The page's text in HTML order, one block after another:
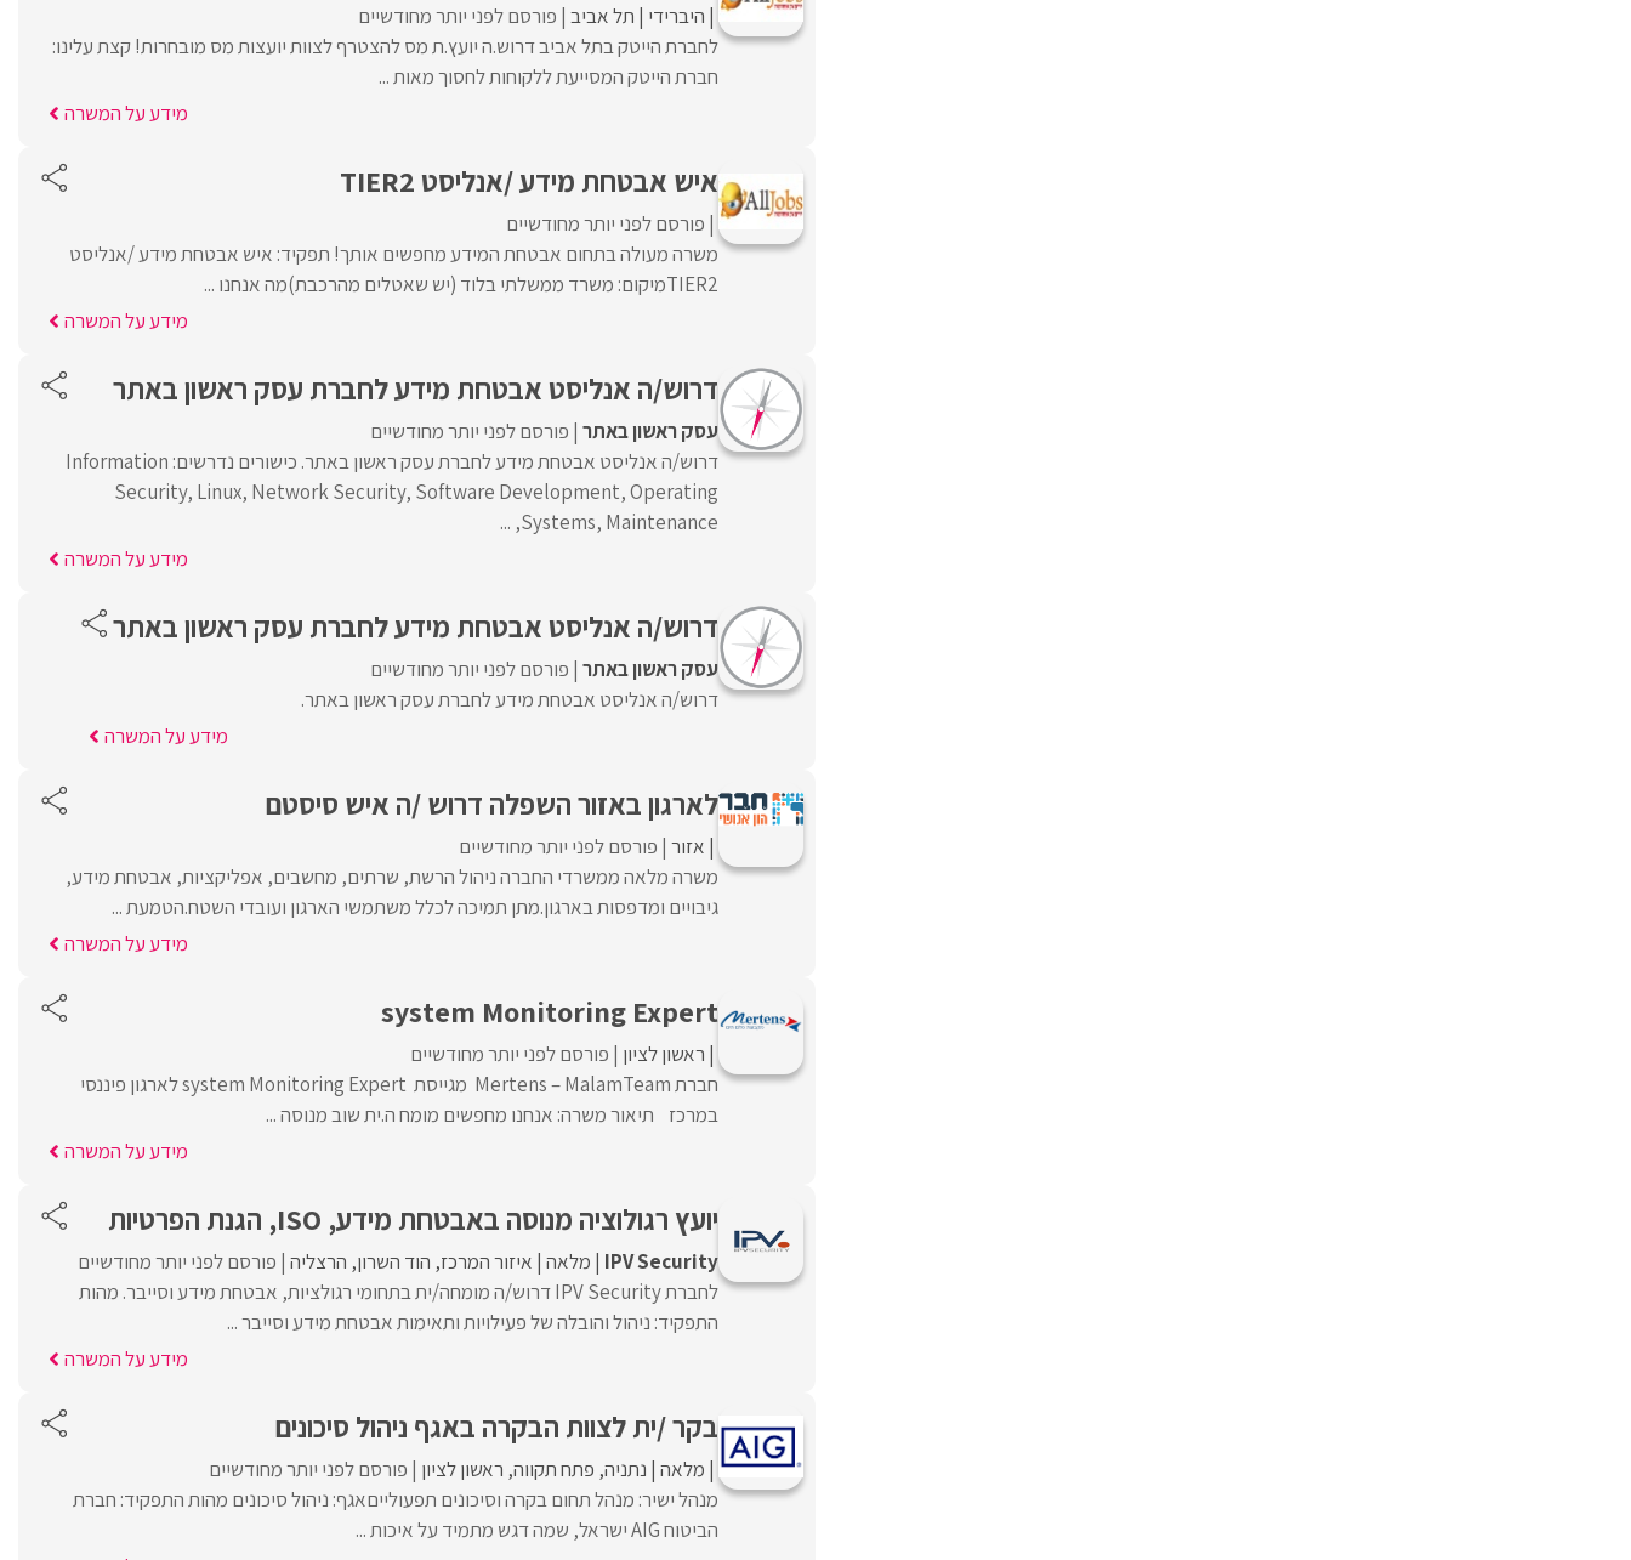
היברידי תל אביב פורסם לפני יותר מחודשיים
לחברת הייטק בתל אביב דרוש.ה יועץ.ת מס להצטרף לצוות יועצות מס מובחרות! קצת עלינו:
חברת הייטק המסייעת ללקוחות לחסוך מאות ...
מידע על המשרה
איש אבטחת מידע /אנליסט TIER2
פורסם לפני יותר מחודשיים
משרה מעולה בתחום אבטחת המידע מחפשים אותך! תפקיד: איש אבטחת מידע /אנליסט
TIER2מיקום: משרד ממשלתי בלוד (יש שאטלים מהרכבת)מה אנחנו ...
מידע על המשרה
דרוש/ה אנליסט אבטחת מידע לחברת עסק ראשון באתר
עסק ראשון באתר פורסם לפני יותר מחודשיים
דרוש/ה אנליסט אבטחת מידע לחברת עסק ראשון באתר. כישורים נדרשים: Information
Security, Linux, Network Security, Software Development, Operating
Systems, Maintenance, ...
מידע על המשרה
דרוש/ה אנליסט אבטחת מידע לחברת עסק ראשון באתר
עסק ראשון באתר פורסם לפני יותר מחודשיים
דרוש/ה אנליסט אבטחת מידע לחברת עסק ראשון באתר.
מידע על המשרה
לארגון באזור השפלה דרוש /ה איש סיסטם
אזור פורסם לפני יותר מחודשיים
משרה מלאה ממשרדי החברה ניהול הרשת, שרתים, מחשבים, אפליקציות, אבטחת מידע,
גיבויים ומדפסות בארגון.מתן תמיכה לכלל משתמשי הארגון ועובדי השטח.הטמעת ...
מידע על המשרה
system Monitoring Expert
ראשון לציון פורסם לפני יותר מחודשיים
חברת Mertens – MalamTeam מגייסת system Monitoring Expert לארגון פיננסי
במרכז תיאור משרה: אנחנו מחפשים מומח ה.ית שוב מנוסה ...
מידע על המשרה
יועץ רגולוציה מנוסה באבטחת מידע, ISO, הגנת הפרטיות
IPV Security מלאה איזור המרכז הוד השרון הרצליה פורסם לפני יותר מחודשיים
לחברת IPV Security דרוש/ה מומחה/ית בתחומי רגולציות, אבטחת מידע וסייבר. מהות
התפקיד: ניהול והובלה של פעילויות ותאימות אבטחת מידע וסייבר ...
מידע על המשרה
בקר /ית לצוות הבקרה באגף ניהול סיכונים
מלאה נתניה פתח תקווה ראשון לציון פורסם לפני יותר מחודשיים
מנהל ישיר: מנהל תחום בקרה וסיכונים תפעולייםאגף: ניהול סיכונים מהות התפקיד: חברת
הביטוח AIG ישראל, שמה דגש מתמיד על איכות ...